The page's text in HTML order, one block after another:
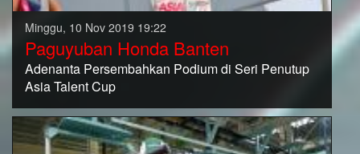
Minggu, 10 Nov 2019 19:22
Paguyuban Honda Banten
Adenanta Persembahkan Podium di Seri Penutup
Asia Talent Cup